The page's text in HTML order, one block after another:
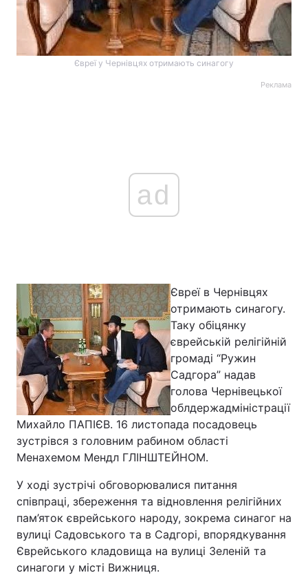
Головна Війна
Україна Політика
Економіка Світ
Спорт Наука
Техно і зв'язок Лайт
Зброя Інциденти
Цікавинки Погода
Екологія Регіони
Лонгріди
Євреї у Чернівцях отримають синагогу
Реклама
ad
Євреї в Чернівцях
отримають синагогу.
Таку обіцянку
єврейській релігійній
громаді “Ружин
Садгора” надав
голова Чернівецької
облдержадміністрації
Михайло ПАПІЄВ. 16 листопада посадовець
зустрівся з головним рабином області
Менахемом Мендл ГЛІНШТЕЙНОМ.
У ході зустрічі обговорювалися питання
співпраці, збереження та відновлення релігійних
пам’яток єврейського народу, зокрема синагог на
вулиці Садовського та в Садгорі, впорядкування
Єврейського кладовища на вулиці Зеленій та
синагоги у місті Вижниця.